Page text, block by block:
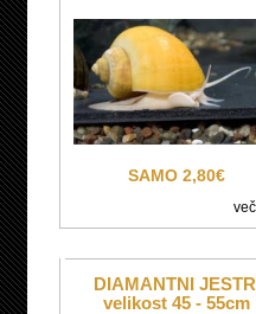
SAMO 2,80€
DIAMANTNI JESTRI
velikost 45 - 55cm